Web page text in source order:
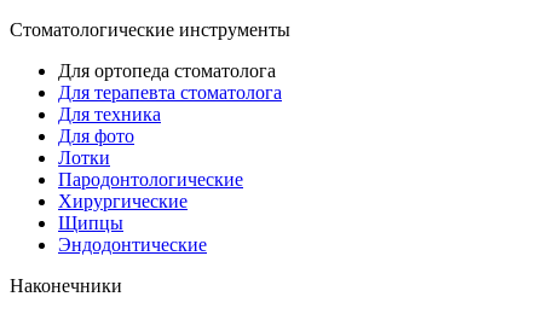
Стоматологические инструменты
Для ортопеда стоматолога
Для терапевта стоматолога
Для техника
Для фото
Лотки
Пародонтологические
Хирургические
Щипцы
Эндодонтические
Наконечники